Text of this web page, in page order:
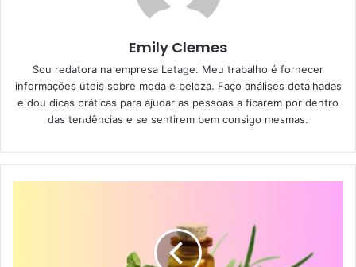
Emily Clemes
Sou redatora na empresa Letage. Meu trabalho é fornecer
informações úteis sobre moda e beleza. Faço análises detalhadas
e dou dicas práticas para ajudar as pessoas a ficarem por dentro
das tendências e se sentirem bem consigo mesmas.